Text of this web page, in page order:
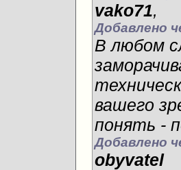
vako71,
Добавлено
В любом
вашего
понять -
Добавлено
obyvatel